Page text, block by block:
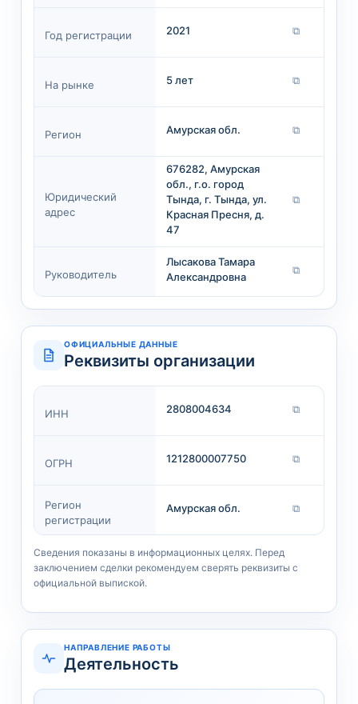
Год регистрации 2021 ⧉
На рынке 5 лет ⧉
Регион Амурская обл. ⧉
Юридический
адрес
676282, Амурская
обл., г.о. город
Тында, г. Тында, ул.
Красная Пресня, д.
47
⧉
Руководитель
Лысакова Тамара
Александровна
⧉
ОФИЦИАЛЬНЫЕ ДАННЫЕ
Реквизиты организации
ИНН 2808004634 ⧉
ОГРН 1212800007750 ⧉
Регион
регистрации
Амурская обл. ⧉
Сведения показаны в информационных целях. Перед
заключением сделки рекомендуем сверять реквизиты с
официальной выпиской.
НАПРАВЛЕНИЕ РАБОТЫ
Деятельность